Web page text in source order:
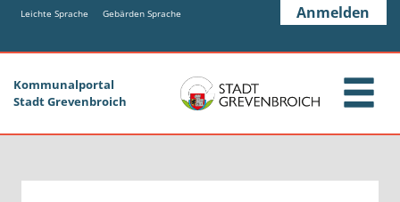
Zum Hauptinhalt springen
Zum Header
Zum Hauptinhalt
Zum Footer
Leichte Sprache Gebärden Sprache Anmelden
Kommunalportal
Stadt Grevenbroich